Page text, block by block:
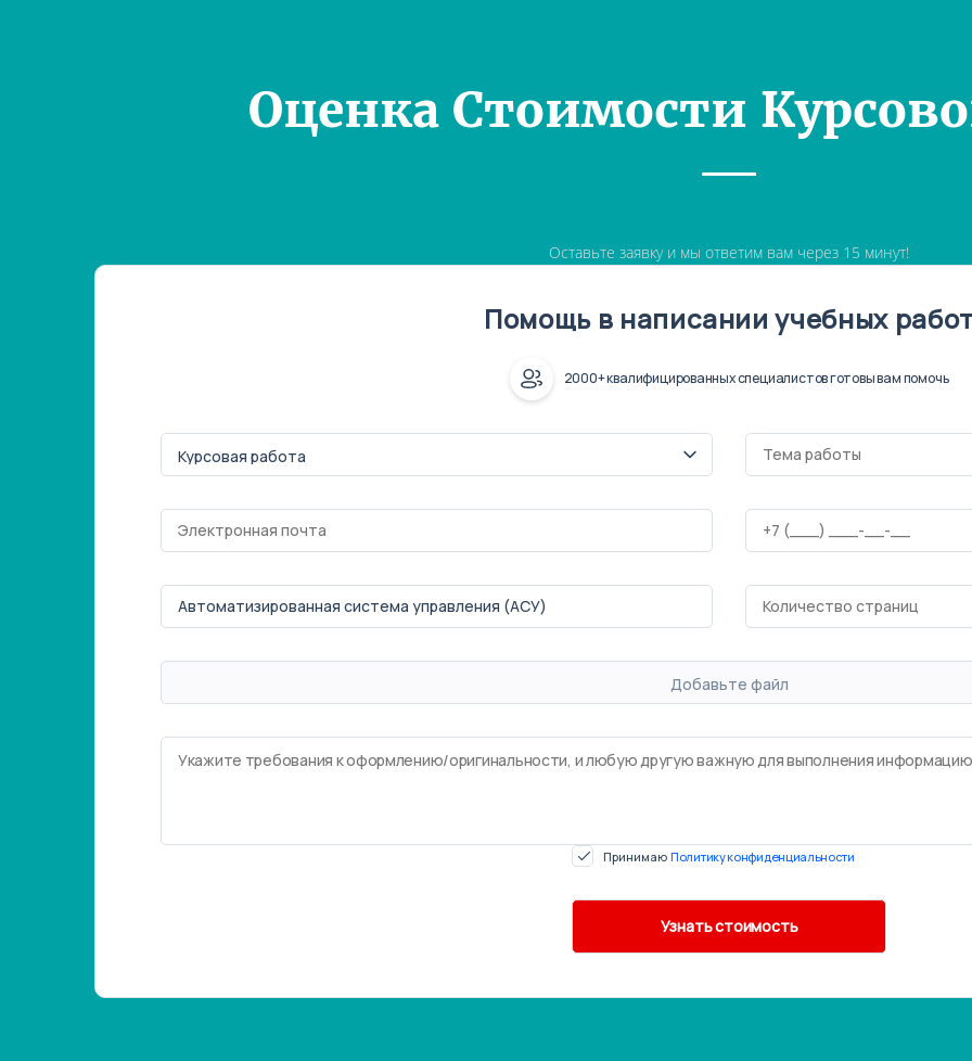
Оценка Стоимости
Оставьте заявку и мы ответим вам через 15 минут!
Помощь в написании учебных
2000+ квалифицированных специалистов готовы вам помочь
Добавьте файл
Принимаю Политику конфиденциальности